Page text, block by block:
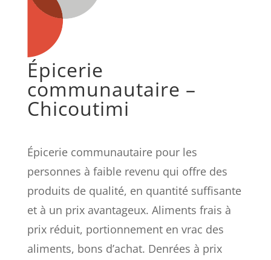
Épicerie
communautaire –
Chicoutimi
Épicerie communautaire pour les
personnes à faible revenu qui offre des
produits de qualité, en quantité suffisante
et à un prix avantageux. Aliments frais à
prix réduit, portionnement en vrac des
aliments, bons d’achat. Denrées à prix